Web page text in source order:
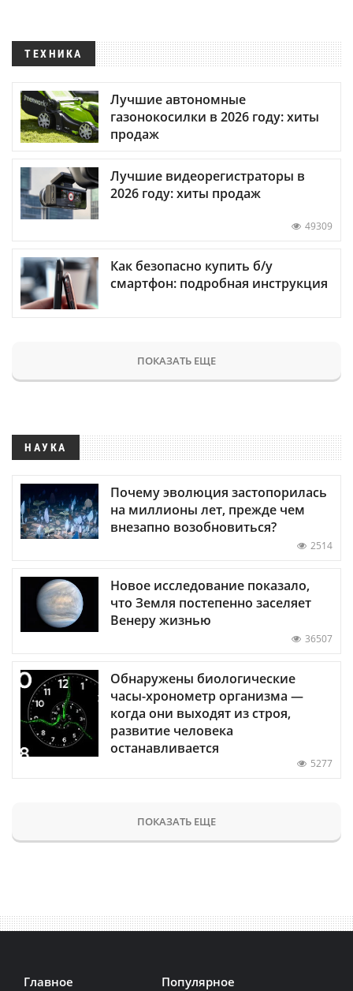
ТЕХНИКА
Лучшие автономные
газонокосилки в 2026 году: хиты
продаж
Лучшие видеорегистраторы в
2026 году: хиты продаж
49309
Как безопасно купить б/у
смартфон: подробная инструкция
ПОКАЗАТЬ ЕЩЕ
НАУКА
Почему эволюция застопорилась
на миллионы лет, прежде чем
внезапно возобновиться?
2514
Новое исследование показало,
что Земля постепенно заселяет
Венеру жизнью
36507
Обнаружены биологические
часы-хронометр организма —
когда они выходят из строя,
развитие человека
останавливается
5277
ПОКАЗАТЬ ЕЩЕ
Главное Популярное